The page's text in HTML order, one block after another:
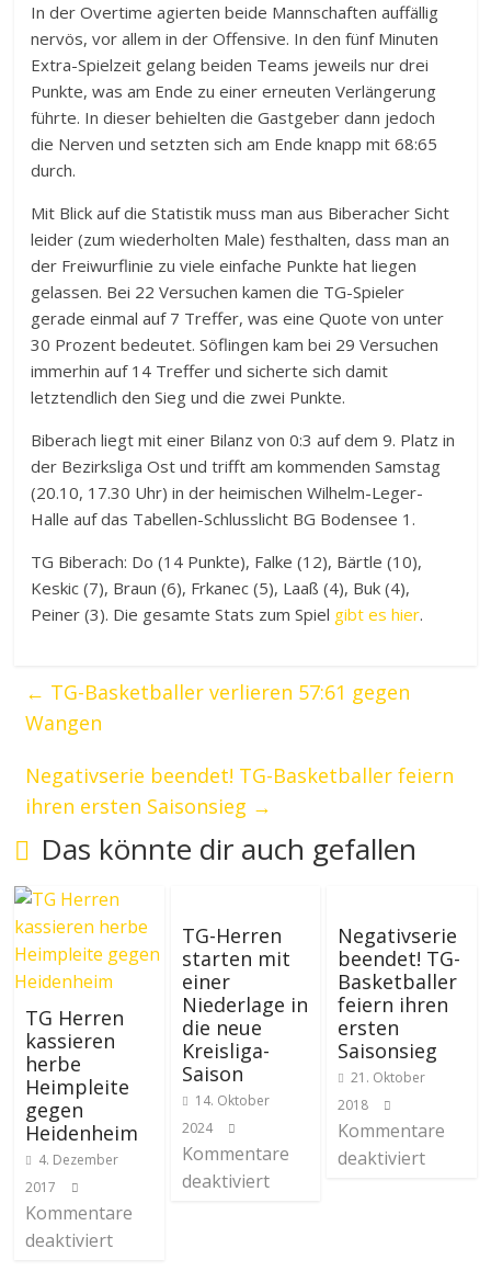
In der Overtime agierten beide Mannschaften auffällig
nervös, vor allem in der Offensive. In den fünf Minuten
Extra-Spielzeit gelang beiden Teams jeweils nur drei
Punkte, was am Ende zu einer erneuten Verlängerung
führte. In dieser behielten die Gastgeber dann jedoch
die Nerven und setzten sich am Ende knapp mit 68:65
durch.
Mit Blick auf die Statistik muss man aus Biberacher Sicht
leider (zum wiederholten Male) festhalten, dass man an
der Freiwurflinie zu viele einfache Punkte hat liegen
gelassen. Bei 22 Versuchen kamen die TG-Spieler
gerade einmal auf 7 Treffer, was eine Quote von unter
30 Prozent bedeutet. Söflingen kam bei 29 Versuchen
immerhin auf 14 Treffer und sicherte sich damit
letztendlich den Sieg und die zwei Punkte.
Biberach liegt mit einer Bilanz von 0:3 auf dem 9. Platz in
der Bezirksliga Ost und trifft am kommenden Samstag
(20.10, 17.30 Uhr) in der heimischen Wilhelm-Leger-
Halle auf das Tabellen-Schlusslicht BG Bodensee 1.
TG Biberach: Do (14 Punkte), Falke (12), Bärtle (10),
Keskic (7), Braun (6), Frkanec (5), Laaß (4), Buk (4),
Peiner (3). Die gesamte Stats zum Spiel gibt es hier.
← TG-Basketballer verlieren 57:61 gegen
Wangen
Negativserie beendet! TG-Basketballer feiern
ihren ersten Saisonsieg →
Das könnte dir auch gefallen
TG Herren
kassieren
herbe
Heimpleite
gegen
Heidenheim
4. Dezember
2017
Kommentare
deaktiviert
TG-Herren
starten mit
einer
Niederlage in
die neue
Kreisliga-
Saison
14. Oktober
2024
Kommentare
deaktiviert
Negativserie
beendet! TG-
Basketballer
feiern ihren
ersten
Saisonsieg
21. Oktober
2018
Kommentare
deaktiviert